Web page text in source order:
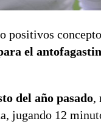
positivos
el
del año pasado,
jugando 12